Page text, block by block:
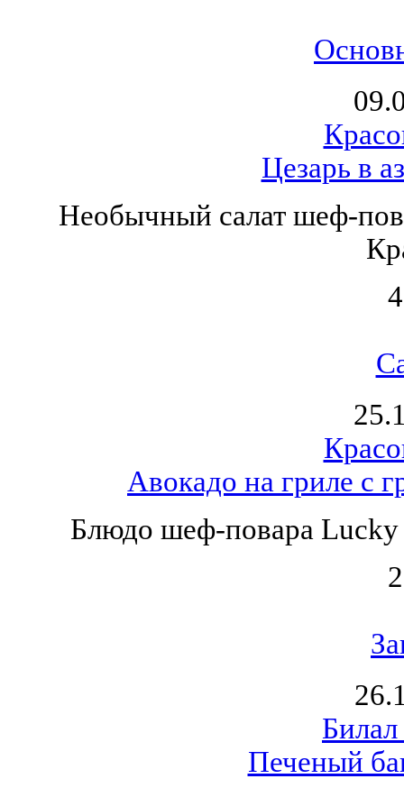
Цезарь в
Необычный салат шеф-
Авокадо на гриле c
Блюдо шеф-повара Lucky
Печеный